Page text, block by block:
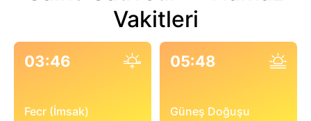
Vakitleri
03:46
Fecr (İmsak)
05:48
Güneş Doğuşu